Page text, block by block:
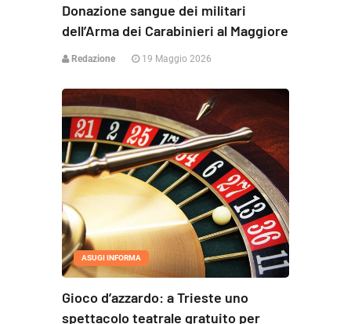
Donazione sangue dei militari
dell’Arma dei Carabinieri al Maggiore
Redazione 19 Maggio 2026
ASUGI INFORMA
Gioco d’azzardo: a Trieste uno
spettacolo teatrale gratuito per